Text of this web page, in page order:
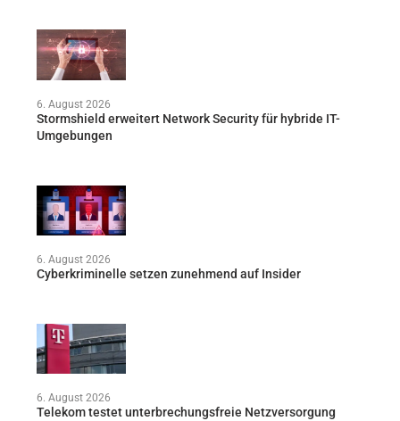
6. August 2026
Stormshield erweitert Network Security für hybride IT-
Umgebungen
6. August 2026
Cyberkriminelle setzen zunehmend auf Insider
6. August 2026
Telekom testet unterbrechungsfreie Netzversorgung